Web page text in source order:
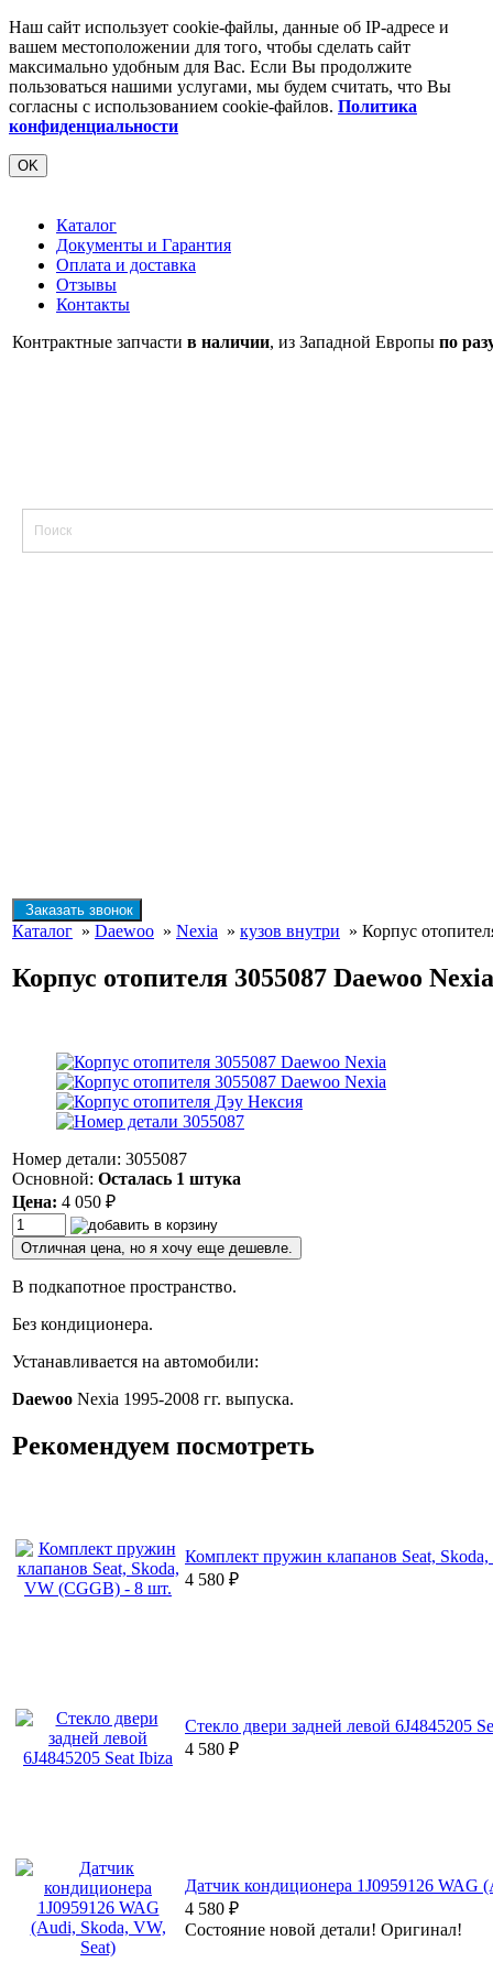
Наш сайт использует cookie-файлы, данные об IP-адресе и
вашем местоположении для того, чтобы сделать сайт
максимально удобным для Вас. Если Вы продолжите
пользоваться нашими услугами, мы будем считать, что Вы
согласны с использованием cookie-файлов. Политика
конфиденциальности
OK
Каталог
Документы и Гарантия
Оплата и доставка
Отзывы
Контакты
Контрактные запчасти в наличии, из Западной Европы по
Заказать звонок
Каталог » Daewoo » Nexia » кузов внутри » Корпус
Корпус отопителя 3055087 Daewoo Nexia
Номер детали: 3055087
Основной: Осталась 1 штука
Цена: 4 050 ₽
Отличная цена, но я хочу еще дешевле.
В подкапотное пространство.
Без кондиционера.
Устанавливается на автомобили:
Daewoo Nexia 1995-2008 гг. выпуска.
Рекомендуем посмотреть
Комплект пружин клапанов Seat,
4 580 ₽
Стекло двери задней левой 6J4845205
4 580 ₽
Датчик кондиционера 1J0959126 WAG
4 580 ₽
Состояние новой детали! Оригинал!